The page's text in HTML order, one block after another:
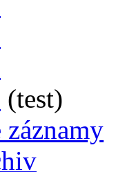
(test)